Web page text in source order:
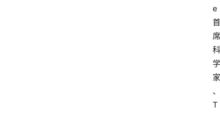
e
首
席
科
学
家
、
T